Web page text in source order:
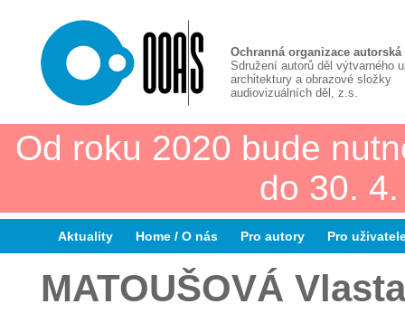
Ochranná organizace autorská
Sdružení autorů děl výtvarného
architektury a obrazové složky
audiovizuálních děl, z.s.
Od roku 2020 bude
do 30.
Aktuality Home / O nás Pro autory Pro
MATOUŠOVÁ Vlasta